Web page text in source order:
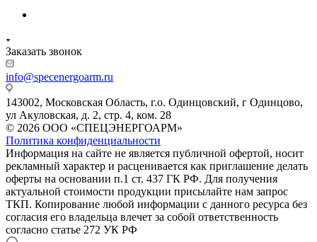
Заказать звонок
info@specenergoarm.ru
143002, Московская Область, г.о. Одинцовский, г Одинцово,
ул Акуловская, д. 2, стр. 4, ком. 28
© 2026 ООО «СПЕЦЭНЕРГОАРМ»
Политика конфиденциальности
Информация на сайте не является публичной офертой, носит
рекламный характер и расценивается как приглашение делать
оферты на основании п.1 ст. 437 ГК РФ. Для получения
актуальной стоимости продукции присылайте нам запрос
ТКП. Копирование любой информации с данного ресурса без
согласия его владельца влечет за собой ответственность
согласно статье 272 УК РФ